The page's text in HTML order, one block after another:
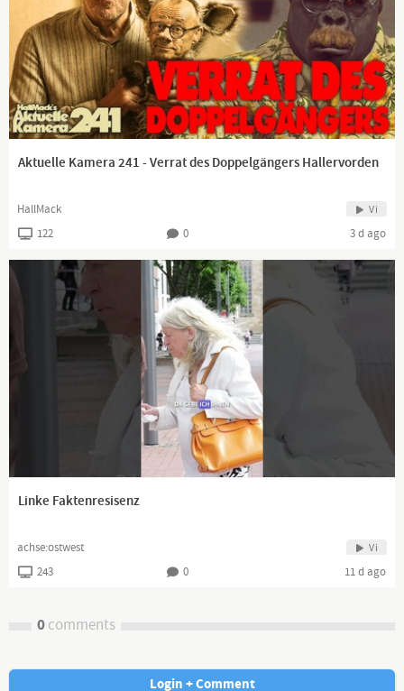
Aktuelle Kamera 241 - Verrat des Doppelgängers Hallervorden
HallMack Vi
122 0 3 d ago
Linke Faktenresisenz
achse:ostwest Vi
243 0 11 d ago
0comments
Login + Comment